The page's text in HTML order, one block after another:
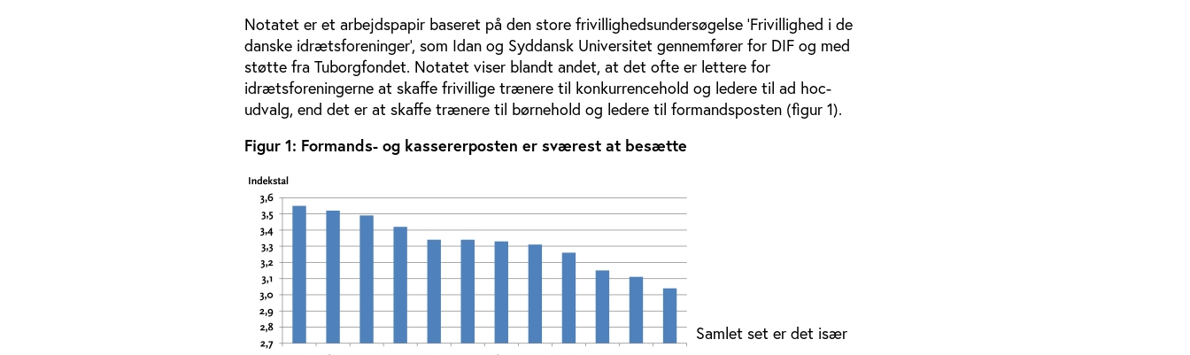
Notatet er et arbejdspapir baseret på den store frivillighedsundersøgelse ’Frivillighed i de
danske idrætsforeninger’, som Idan og Syddansk Universitet gennemfører for DIF og med
støtte fra Tuborgfondet. Notatet viser blandt andet, at det ofte er lettere for
idrætsforeningerne at skaffe frivillige trænere til konkurrencehold og ledere til ad hoc-
udvalg, end det er at skaffe trænere til børnehold og ledere til formandsposten (figur 1).
Figur 1: Formands- og kassererposten er sværest at besætte
Samlet set er det især